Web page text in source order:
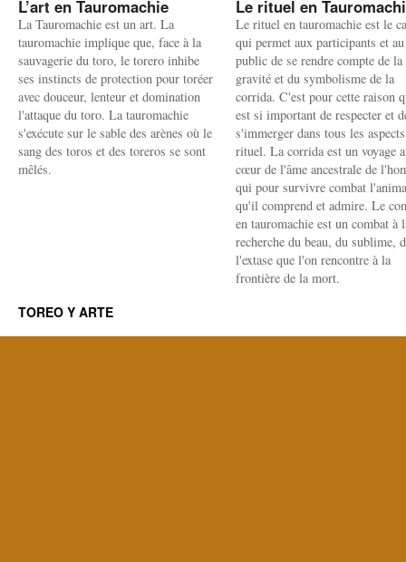
L’art en Tauromachie
La Tauromachie est un art. La
tauromachie implique que, face à la
sauvagerie du toro, le torero inhibe
ses instincts de protection pour toréer
avec douceur, lenteur et domination
l'attaque du toro. La tauromachie
s'exécute sur le sable des arènes où le
sang des toros et des toreros se sont
mêlés.
Le rituel en
Le rituel en tauromachie est le
qui permet aux participants et au
public de se rendre compte de la
gravité et du symbolisme de la
corrida. C'est pour cette raison
est si important de respecter et
s'immerger dans tous les
rituel. La corrida est un voyage
cœur de l'âme ancestrale de
qui pour survivre combat
qu'il comprend et admire. Le
en tauromachie est un combat à
recherche du beau, du sublime,
l'extase que l'on rencontre à la
frontière de la mort.
TOREO Y ARTE